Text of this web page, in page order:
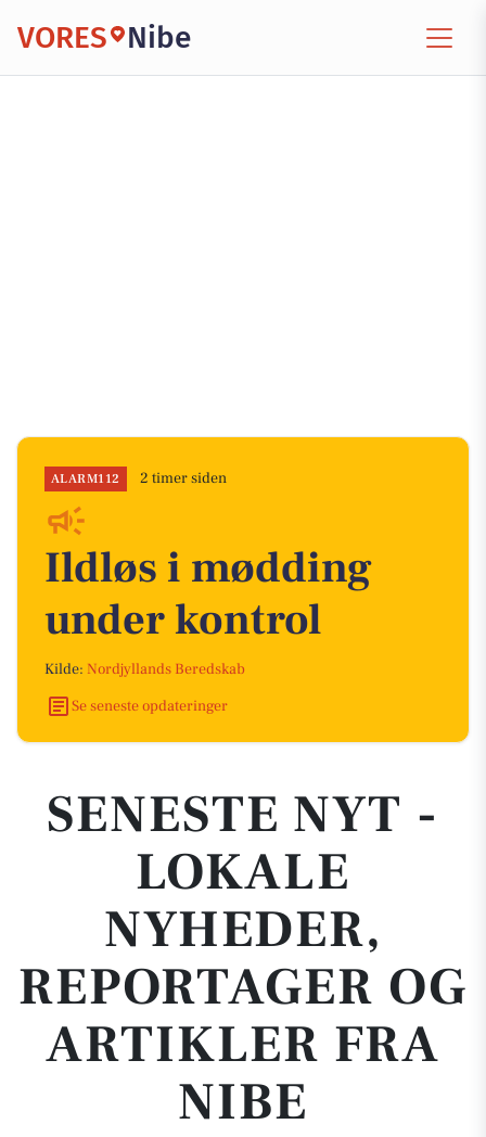
VORES Nibe
ALARM112 2 timer siden
Ildløs i mødding
under kontrol
Kilde: Nordjyllands Beredskab
Se seneste opdateringer
SENESTE NYT -
LOKALE
NYHEDER,
REPORTAGER OG
ARTIKLER FRA
NIBE